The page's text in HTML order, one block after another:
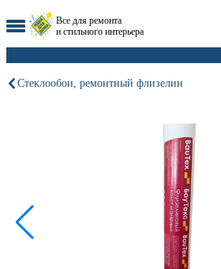
Все для ремонта
и стильного интерьера
Стеклообои, ремонтный флизелин